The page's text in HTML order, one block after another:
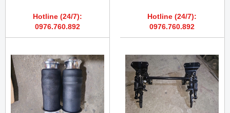
Hotline (24/7):
0976.760.892
Hotline (24/7):
0976.760.892